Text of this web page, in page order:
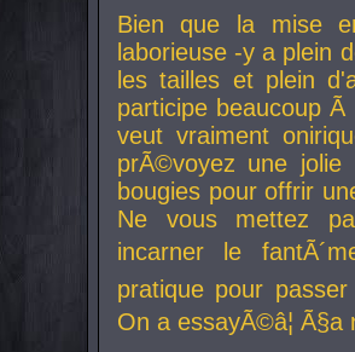
Bien que la mise
laborieuse -y a plein
les tailles et plein
participe beaucoup
veut vraiment
prÃ©voyez une
bougies pour offrir
Ne vous mettez
incarner le
pratique pour
On a essayÃ©â¦